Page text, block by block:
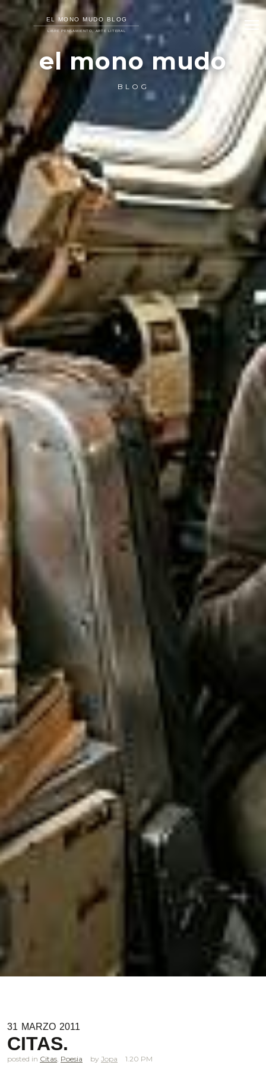
el mono mudo
BLOG
31 MARZO 2011
CITAS.
posted in Citas Poesia Jopa 1.20 PM